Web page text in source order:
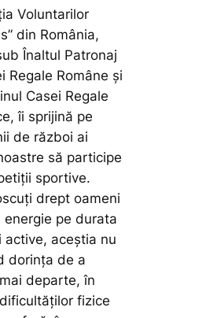
Voluntarilor
din România,
Înaltul Patronaj
Regale Române și
Casei Regale
îi sprijină pe
de război ai
să participe
sportive.
drept oameni
energie pe durata
active, aceștia nu
dorința de a
departe, în
fizice